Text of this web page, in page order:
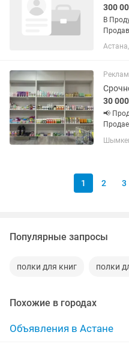
300
В
Возраст(21-30)
30
📢
1 2 3
Популярные запросы
полки для книг полки
Похожие в городах
Объявления в Астане